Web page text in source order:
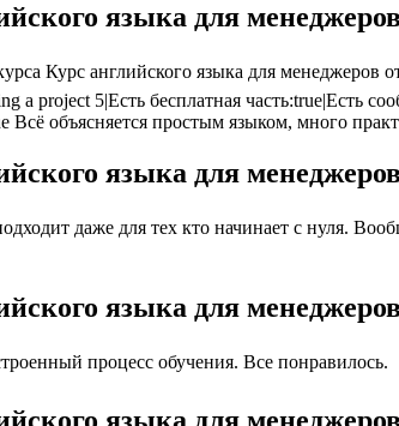
языка для
Курс английского языка для
a project 5|Есть бесплатная часть:true|Есть
Всё объясняется простым языком, много
языка для
даже для тех кто начинает с нуля.
языка для
процесс обучения. Все понравилось.
языка для